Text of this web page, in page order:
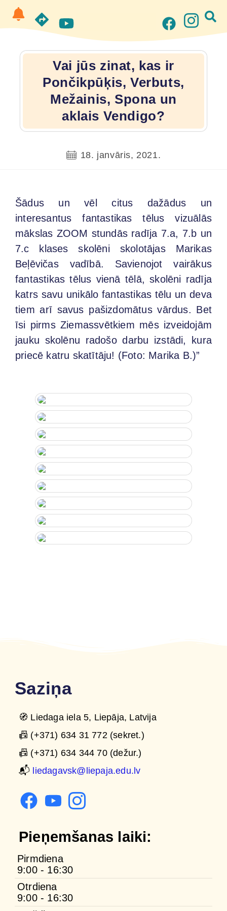
Vai jūs zinat, kas ir
Pončikpūķis, Verbuts,
Mežainis, Spona un
aklais Vendigo?
18. janvāris, 2021.
Šādus un vēl citus dažādus un
interesantus fantastikas tēlus vizuālās
mākslas ZOOM stundās radīja 7.a, 7.b un
7.c klases skolēni skolotājas Marikas
Beļēvičas vadībā. Savienojot vairākus
fantastikas tēlus vienā tēlā, skolēni radīja
katrs savu unikālo fantastikas tēlu un deva
tiem arī savus pašizdomātus vārdus. Bet
īsi pirms Ziemassvētkiem mēs izveidojām
jauku skolēnu radošo darbu izstādi, kura
priecē katru skatītāju! (Foto: Marika B.)”
Saziņa
🧭 Liedaga iela 5, Liepāja, Latvija
📠 (+371) 634 31 772 (sekret.)
📠 (+371) 634 344 70 (dežur.)
📬 liedagavsk@liepaja.edu.lv
Pieņemšanas laiki:
Pirmdiena
9:00 - 16:30
Otrdiena
9:00 - 16:30